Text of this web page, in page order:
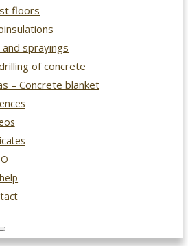
floors
sprayings
of concrete
– Concrete blanket